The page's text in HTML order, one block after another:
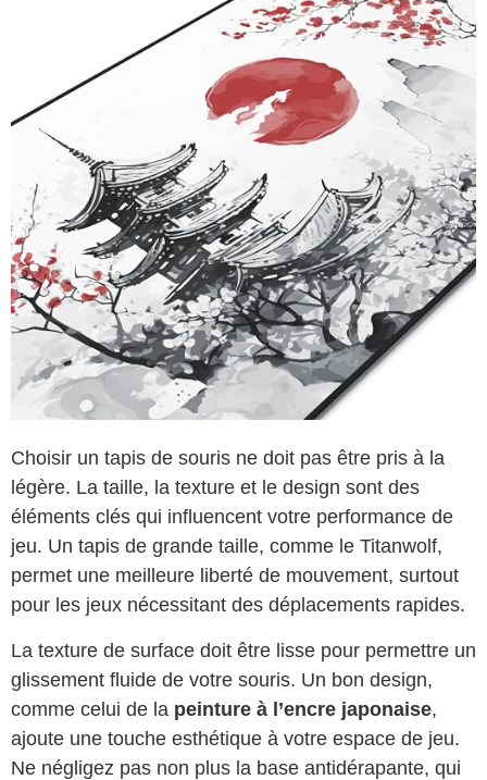
Choisir un tapis de souris ne doit pas être pris à la
légère. La taille, la texture et le design sont des
éléments clés qui influencent votre performance de
jeu. Un tapis de grande taille, comme le Titanwolf,
permet une meilleure liberté de mouvement, surtout
pour les jeux nécessitant des déplacements rapides.
La texture de surface doit être lisse pour permettre un
glissement fluide de votre souris. Un bon design,
comme celui de la peinture à l’encre japonaise,
ajoute une touche esthétique à votre espace de jeu.
Ne négligez pas non plus la base antidérapante, qui